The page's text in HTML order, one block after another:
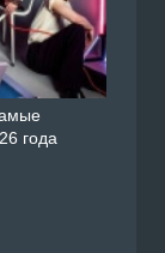
года